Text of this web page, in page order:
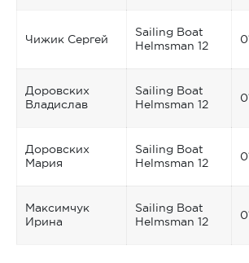
Чижик Сергей
Sailing Boat
Helmsman 12
Доровских
Владислав
Sailing Boat
Helmsman 12
Доровских
Мария
Sailing Boat
Helmsman 12
Максимчук
Ирина
Sailing Boat
Helmsman 12